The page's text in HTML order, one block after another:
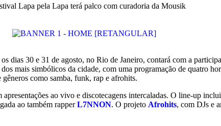
dias 30 e 31 de agosto, no Rio de Janeiro, contará com a
mais simbólicos da cidade, com uma programação de quatro
como samba, funk, rap e afrohits.
ao vivo e discotecagens intercaladas. O line-up
ao também rapperL7NNON. O projeto Afrohits, com DJs e